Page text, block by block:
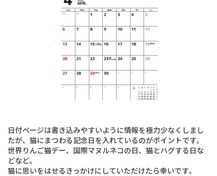
日付ページは書き込みやすいように情報を極力少なくしまし
たが、猫にまつわる記念日を入れているのがポイントです。
世界りんご猫デー、国際マヌルネコの日、猫とハグする日な
どなど。
猫に思いをはせるきっかけにしていただけたら幸いです。